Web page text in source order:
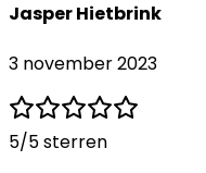
Jasper Hietbrink
3 november 2023
5/5 sterren